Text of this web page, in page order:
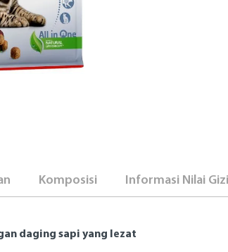
Komposisi Informasi Nilai Gizi
daging sapi yang lezat